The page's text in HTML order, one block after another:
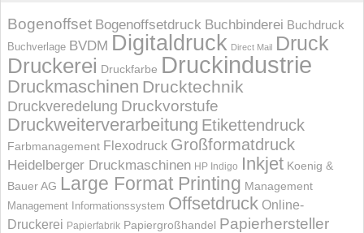
Bogenoffset Bogenoffsetdruck Buchbinderei Buchdruck
Buchverlage BVDM Digitaldruck Direct Mail Druck
Druckerei Druckfarbe Druckindustrie
Druckmaschinen Drucktechnik
Druckveredelung Druckvorstufe
Druckweiterverarbeitung Etikettendruck
Farbmanagement Flexodruck Großformatdruck
Heidelberger Druckmaschinen HP Indigo Inkjet Koenig &
Bauer AG Large Format Printing Management
Management Informations­system Offsetdruck Online-
Druckerei Papierfabrik Papiergroßhandel Papierhersteller